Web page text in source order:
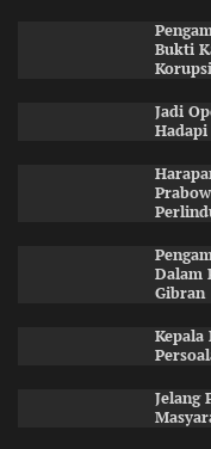
Bukti
Korupsi
Jadi
Dalam
Gibran
Kepala
Jelang